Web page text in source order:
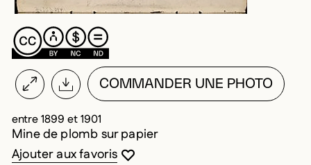
COMMANDER UNE PHOTO
entre 1899 et 1901
Mine de plomb sur papier
Vous devez être connecté pour ajouter
Fermer la modale
Ouvrir la modale
Ajouter aux favoris